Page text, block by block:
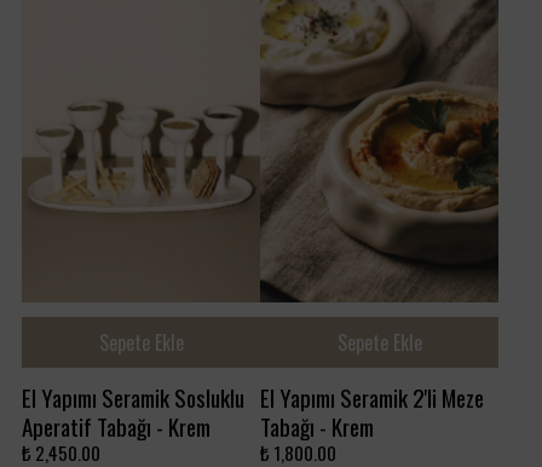
Sepete Ekle
El Yapımı Seramik Sosluklu
Aperatif Tabağı - Krem
₺ 2,450.00
Sepete Ekle
El Yapımı Seramik 2'li Meze
Tabağı - Krem
₺ 1,800.00